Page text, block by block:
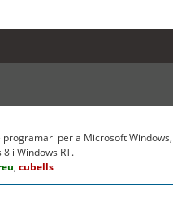
per a Microsoft Windows,
i Windows RT.
,cubells